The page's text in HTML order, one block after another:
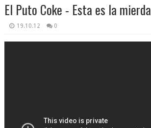
El Puto Coke - Esta es la mierda
19.10.12 0